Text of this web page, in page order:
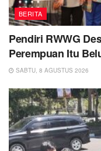
BERITA
Pendiri RWWG
Perempuan Itu
SABTU, 8 AGUSTUS 2026